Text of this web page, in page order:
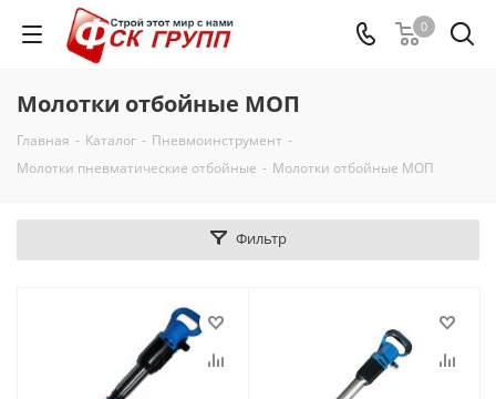
0
Молотки отбойные МОП
Главная - Каталог - Пневмоинструмент -
Молотки пневматические отбойные - Молотки отбойные МОП
Фильтр